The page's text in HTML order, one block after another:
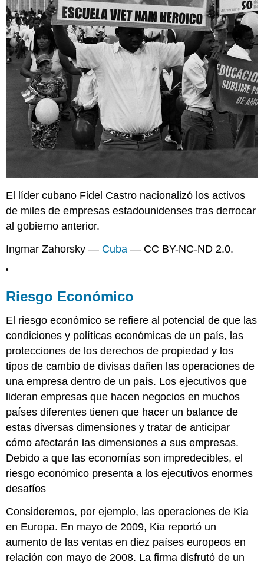
El líder cubano Fidel Castro nacionalizó los activos
de miles de empresas estadounidenses tras derrocar
al gobierno anterior.
Ingmar Zahorsky — Cuba — CC BY-NC-ND 2.0.
Riesgo Económico
El riesgo económico se refiere al potencial de que las
condiciones y políticas económicas de un país, las
protecciones de los derechos de propiedad y los
tipos de cambio de divisas dañen las operaciones de
una empresa dentro de un país. Los ejecutivos que
lideran empresas que hacen negocios en muchos
países diferentes tienen que hacer un balance de
estas diversas dimensiones y tratar de anticipar
cómo afectarán las dimensiones a sus empresas.
Debido a que las economías son impredecibles, el
riesgo económico presenta a los ejecutivos enormes
desafíos
Consideremos, por ejemplo, las operaciones de Kia
en Europa. En mayo de 2009, Kia reportó un
aumento de las ventas en diez países europeos en
relación con mayo de 2008. La firma disfrutó de un